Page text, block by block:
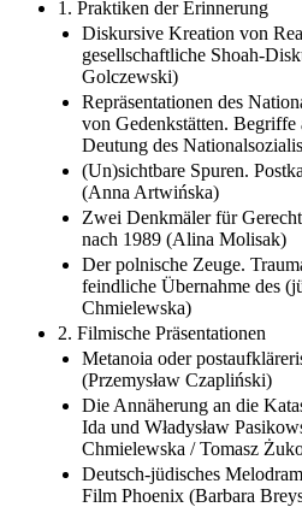
1. Praktiken der Erinnerung
Diskursive Kreation von
gesellschaftliche Shoah-
Golczewski)
Repräsentationen des
von Gedenkstätten.
Deutung des
(Un)sichtbare Spuren.
(Anna Artwińska)
Zwei Denkmäler für
nach 1989 (Alina Molisak)
Der polnische Zeuge.
feindliche Übernahme des
Chmielewska)
2. Filmische Präsentationen
Metanoia oder
(Przemysław Czapliński)
Die Annäherung an die
Ida und Władysław
Chmielewska / Tomasz
Deutsch-jüdisches
Film Phoenix (Barbara